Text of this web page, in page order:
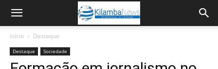
Início Destaque
Destaque Sociedade